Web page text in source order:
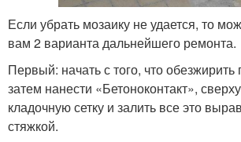
Если убрать мозаику не удается, то
вам 2 варианта дальнейшего ремонта.
Первый: начать с того, что обезжирить
затем нанести «Бетоноконтакт»,
кладочную сетку и залить все это
стяжкой.